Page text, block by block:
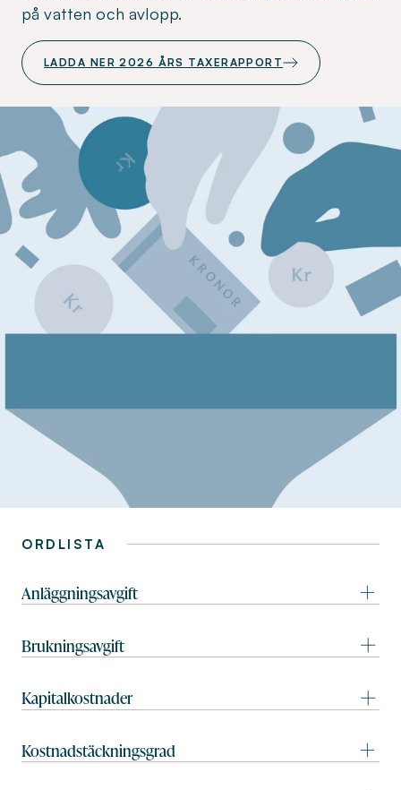
på vatten och avlopp.
LADDA NER 2026 ÅRS TAXERAPPORT
ORDLISTA
Anläggningsavgift
Brukningsavgift
Kapitalkostnader
Kostnadstäckningsgrad